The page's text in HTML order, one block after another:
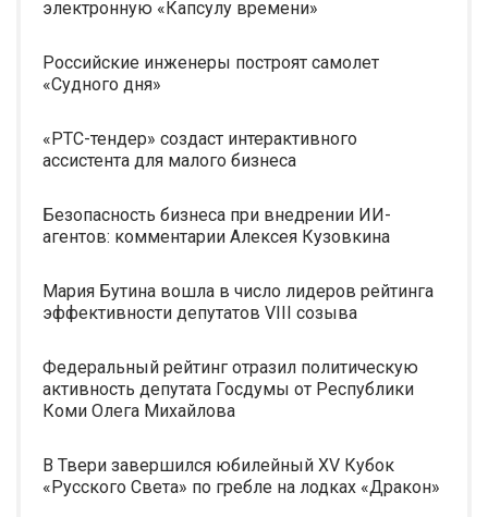
электронную «Капсулу времени»
Российские инженеры построят самолет
«Судного дня»
«РТС-тендер» создаст интерактивного
ассистента для малого бизнеса
Безопасность бизнеса при внедрении ИИ-
агентов: комментарии Алексея Кузовкина
Мария Бутина вошла в число лидеров рейтинга
эффективности депутатов VIII созыва
Федеральный рейтинг отразил политическую
активность депутата Госдумы от Республики
Коми Олега Михайлова
В Твери завершился юбилейный XV Кубок
«Русского Света» по гребле на лодках «Дракон»